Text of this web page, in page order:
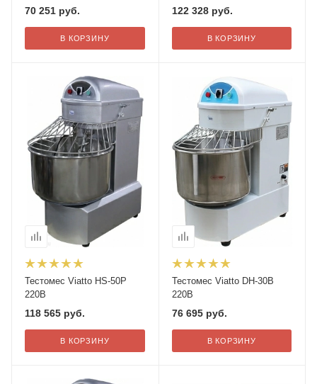
70 251 руб.
В КОРЗИНУ
122 328руб.
В КОРЗИНУ
Тестомес Viatto HS-50P
220В
118 565 руб.
В КОРЗИНУ
Тестомес Viatto DH-30B
220В
76 695руб.
В КОРЗИНУ